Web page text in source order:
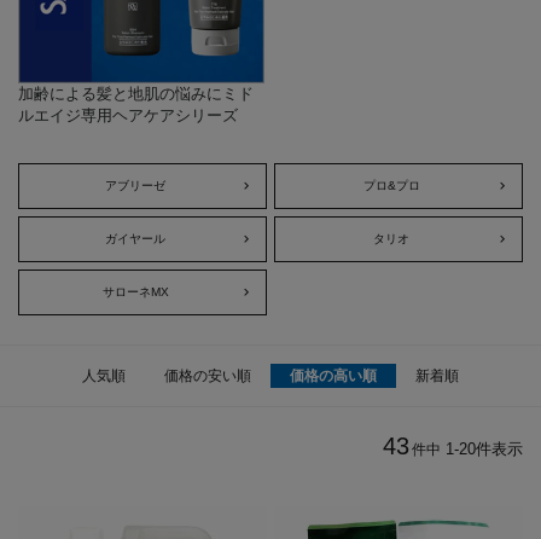
加齢による髪と地肌の悩みにミド
ルエイジ専用ヘアケアシリーズ
アブリーゼ プロ&プロ
ガイヤール タリオ
サローネMX
人気順 価格の安い順 価格の高い順 新着順
43 件中 1-20件表示